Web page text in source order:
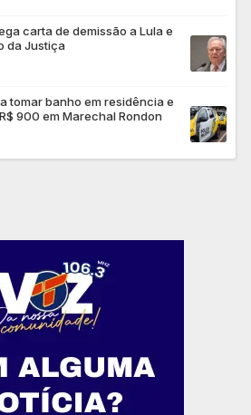
carta de demissão a Lula e
da Justiça
tomar banho em residência e
900 em Marechal Rondon